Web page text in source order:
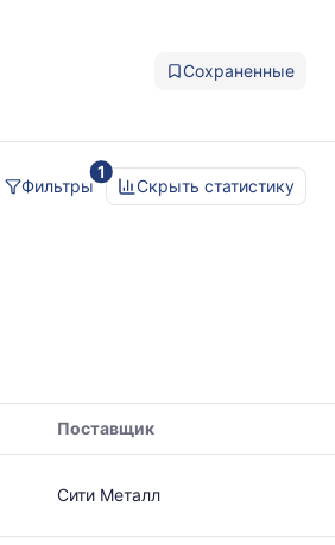
Сохраненные
1
Фильтры
Скрыть статистику
Поставщик
Сити Металл